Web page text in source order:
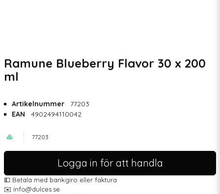
Ramune Blueberry Flavor 30 x 200
ml
Artikelnummer
77203
EAN
4902494110042
77203
Logga in för att handla
💵 Betala med bankgiro eller faktura
✉️ info@dulces.se